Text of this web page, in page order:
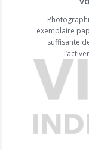
exemplaire
suffisante